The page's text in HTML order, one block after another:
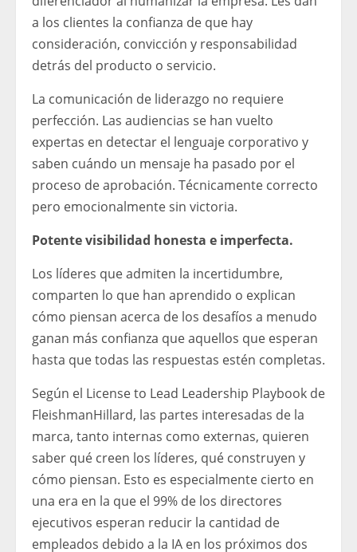
a los clientes la confianza de que hay
consideración, convicción y responsabilidad
detrás del producto o servicio.
La comunicación de liderazgo no requiere
perfección. Las audiencias se han vuelto
expertas en detectar el lenguaje corporativo y
saben cuándo un mensaje ha pasado por el
proceso de aprobación. Técnicamente correcto
pero emocionalmente sin victoria.
Potente visibilidad honesta e imperfecta.
Los líderes que admiten la incertidumbre,
comparten lo que han aprendido o explican
cómo piensan acerca de los desafíos a menudo
ganan más confianza que aquellos que esperan
hasta que todas las respuestas estén completas.
Según el License to Lead Leadership Playbook de
FleishmanHillard, las partes interesadas de la
marca, tanto internas como externas, quieren
saber qué creen los líderes, qué construyen y
cómo piensan. Esto es especialmente cierto en
una era en la que el 99% de los directores
ejecutivos esperan reducir la cantidad de
empleados debido a la IA en los próximos dos